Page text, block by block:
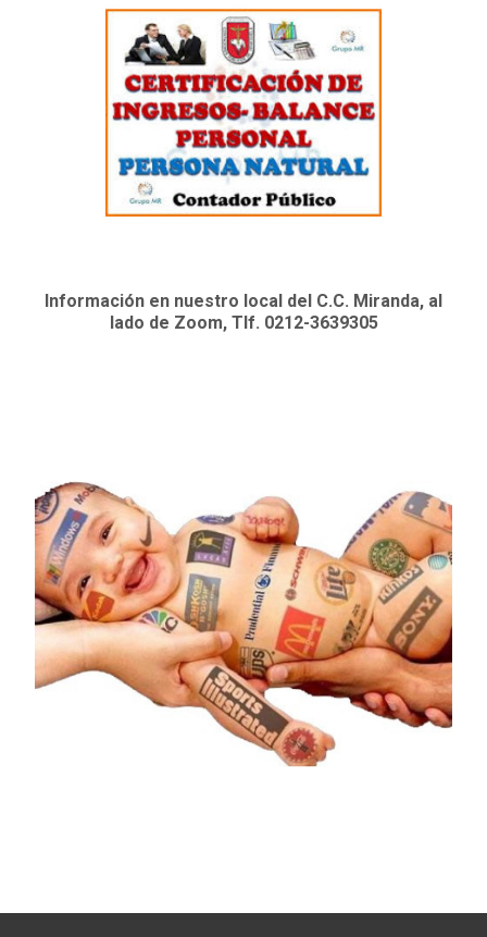
Información en nuestro local del C.C. Miranda, al
lado de Zoom, Tlf. 0212-3639305